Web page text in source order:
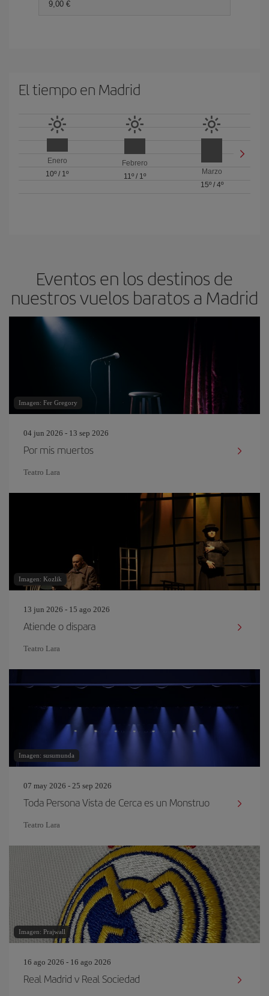
9,00
El tiempo en Madrid
Enero
10º / 1º
Febrero
11º/ 1º
Marzo
15º/ 4º
Eventos en los destinos de
nuestros vuelos baratos a Madrid
Imagen: Fer Gregory
04 jun 2026 - 13 sep 2026
Por mis muertos
Teatro Lara
Imagen: Kozlik
13 jun 2026 - 15 ago 2026
Atiende o dispara
Teatro Lara
Imagen: susumunda
07 may 2026 - 25 sep 2026
Toda Persona Vista de Cerca es un Monstruo
Teatro Lara
Imagen: Prajwall
16 ago 2026 - 16 ago 2026
Real Madrid v Real Sociedad